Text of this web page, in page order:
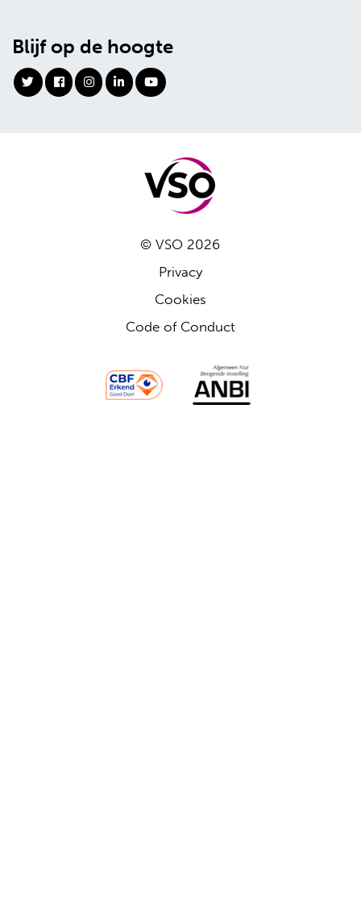
Blijf op de hoogte
© VSO 2026
Privacy
Cookies
Code of Conduct